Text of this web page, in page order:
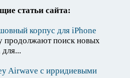
статьи сайта:
корпус для iPhone
продолжают поиск новых
Airwave с ирридиевыми